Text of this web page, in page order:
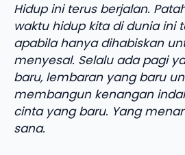
Hidup ini terus berjalan.
waktu hidup kita di dunia ini
apabila hanya dihabiskan
menyesal. Selalu ada pagi
baru, lembaran yang baru
membangun kenangan
cinta yang baru. Yang
sana.